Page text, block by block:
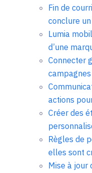
Fin de
conclure
Lumia
d’une
Connecter
actions
Créer des
Règles de
elles sont
Mise à jour